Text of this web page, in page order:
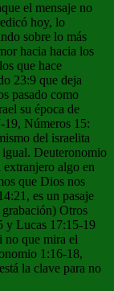
el mensaje no
hoy, lo
sobre lo más
hacia hacia los
que hace
23:9 que deja
pasado como
su época de
19, Números 15:
del israelita
igual. Deuteronomio
algo en
que Dios nos
es un pasaje
Otros
y Lucas 17:15-19
no que mira el
1:16-18,
la clave para no